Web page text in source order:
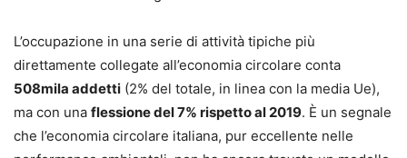
L’occupazione in una serie di attività tipiche più
direttamente collegate all’economia circolare conta
508mila addetti (2% del totale, in linea con la media Ue),
ma con una flessione del 7% rispetto al 2019. È un segnale
che l’economia circolare italiana, pur eccellente nelle